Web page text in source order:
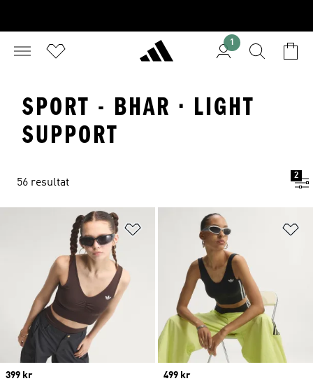
1
SPORT - BHAR · LIGHT
SUPPORT
56 resultat
2
Lägg till på önskelistan
Price
399 kr
Price
499 kr